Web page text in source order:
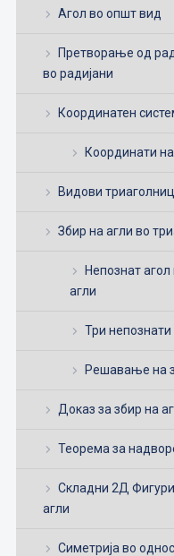
Агол во општ вид
Претворање од
во радијани
Координатен
Координати
Видови
Збир на агли во
Непознат
агли
Три непознати
Решавање на
Доказ за збир на
Теорема за
Складни 2Д
агли
Симетрија во